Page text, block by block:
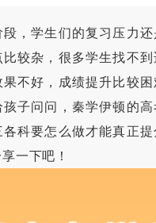
学生们的复习压力还
比较杂，很多学生找不
不好，成绩提升比较
孩子问问，秦学伊顿的
科要怎么做才能真正
一下吧！